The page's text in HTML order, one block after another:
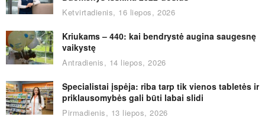
Ketvirtadienis, 16 liepos, 2026
Kriukams – 440: kai bendrystė augina saugesnę
vaikystę
Antradienis, 14 liepos, 2026
Specialistai įspėja: riba tarp tik vienos tabletės ir
priklausomybės gali būti labai slidi
Pirmadienis, 13 liepos, 2026